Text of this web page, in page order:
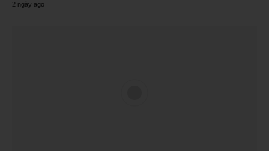
2 ngày ago